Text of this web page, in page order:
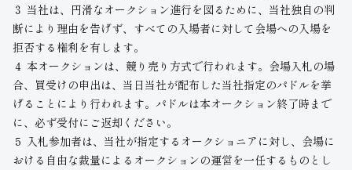
３ 当社は、円滑なオークション進行を図るために、当社独自の判
断により理由を告げず、すべての入場者に対して会場への入場を
拒否する権利を有します。
４ 本オークションは、競り売り方式で行われます。会場入札の場
合、買受けの申出は、当日当社が配布した当社指定のパドルを挙
げることにより行われます。パドルは本オークション終了時まで
に、必ず受付にご返却ください。
５ 入札参加者は、当社が指定するオークショニアに対し、会場に
おける自由な裁量によるオークションの運営を一任するものとし